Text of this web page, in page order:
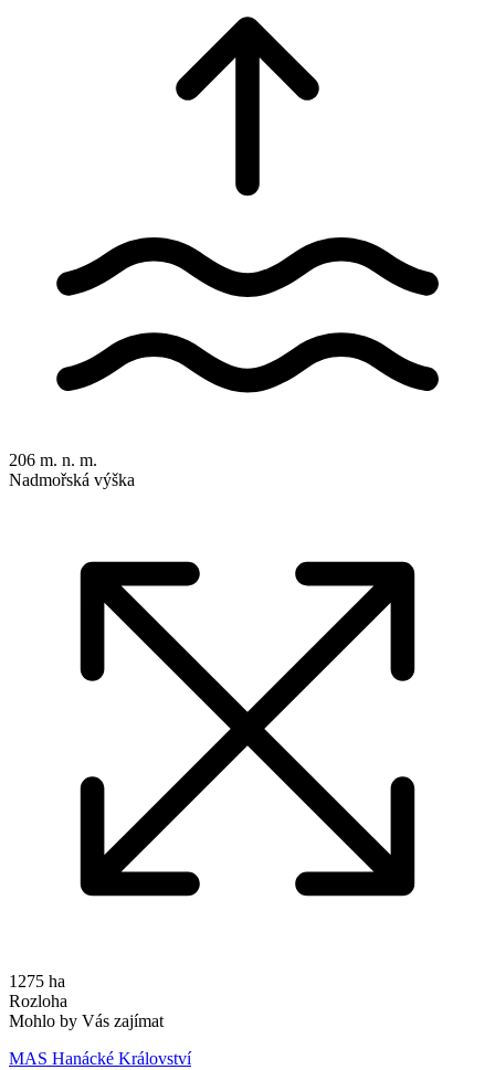
206 m. n. m.
Nadmořská výška
1275 ha
Rozloha
Mohlo by Vás zajímat
MAS Hanácké Království